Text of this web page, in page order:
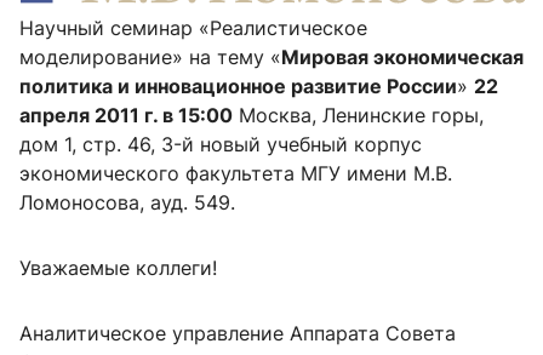
Научный семинар «Реалистическое
моделирование» на тему «Мировая экономическая
политика и инновационное развитие России» 22
апреля 2011 г. в 15:00 Москва, Ленинские горы,
дом 1, стр. 46, 3-й новый учебный корпус
экономического факультета МГУ имени М.В.
Ломоносова, ауд. 549.
Уважаемые коллеги!
Аналитическое управление Аппарата Совета